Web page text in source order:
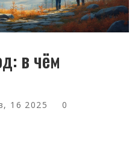
в чём
16 2025
0